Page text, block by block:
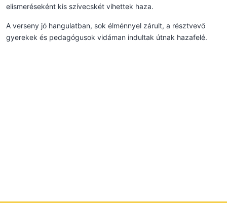
elismeréseként kis szívecskét vihettek haza.
A verseny jó hangulatban, sok élménnyel zárult, a résztvevő
gyerekek és pedagógusok vidáman indultak útnak hazafelé.